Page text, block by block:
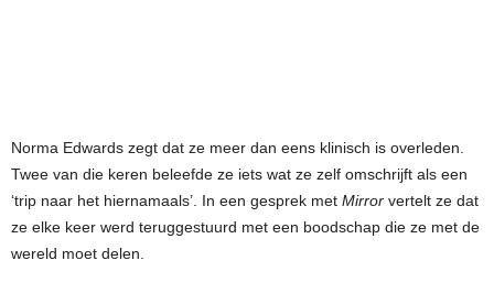
Norma Edwards zegt dat ze meer dan eens klinisch is overleden.
Twee van die keren beleefde ze iets wat ze zelf omschrijft als een
‘trip naar het hiernamaals’. In een gesprek met Mirror vertelt ze dat
ze elke keer werd teruggestuurd met een boodschap die ze met de
wereld moet delen.